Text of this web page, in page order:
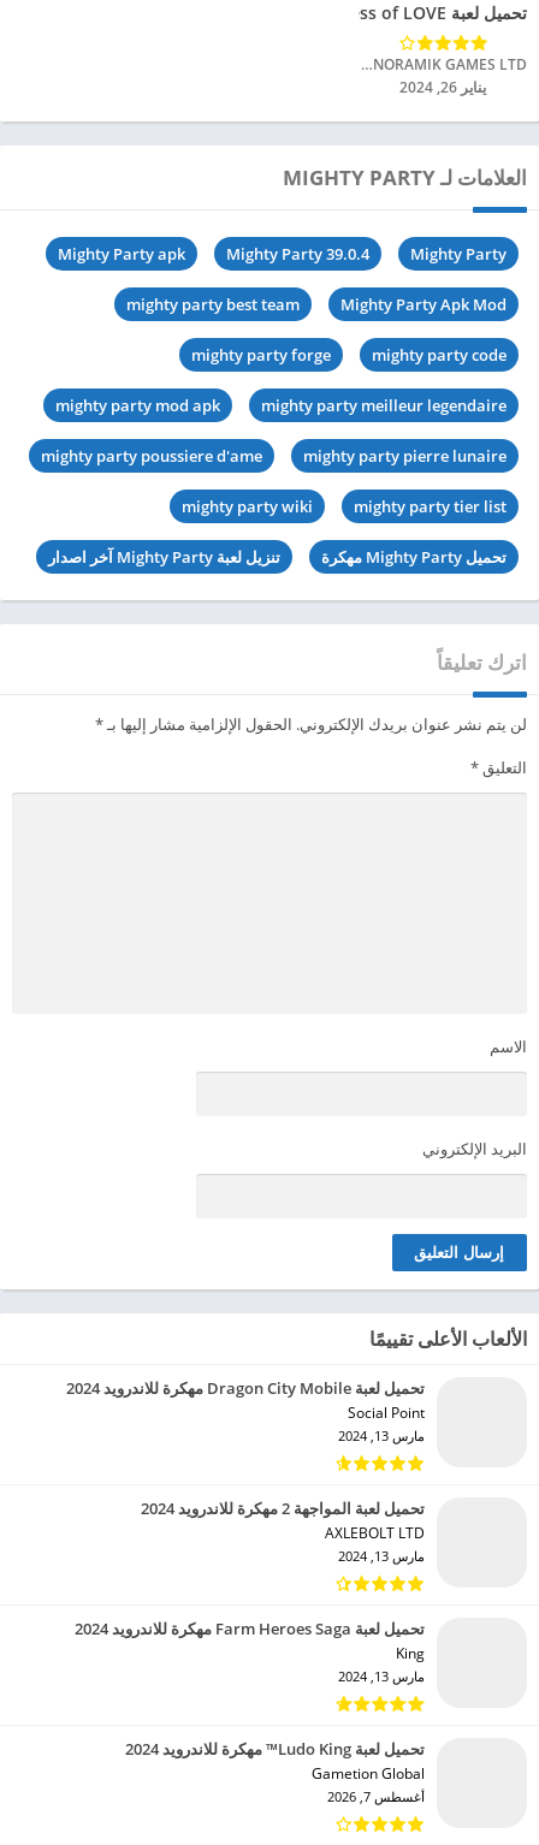
تحميل لعبة LYSS Goddess of LOVE مهكرة للاندرويد 2024
PANORAMIK GAMES LTD‏
يناير 26, 2024
العلامات لـ MIGHTY PARTY
Mighty Party
Mighty Party 39.0.4
Mighty Party apk
Mighty Party Apk Mod
mighty party best team
mighty party code
mighty party forge
mighty party meilleur legendaire
mighty party mod apk
mighty party pierre lunaire
mighty party poussiere d'ame
mighty party tier list
mighty party wiki
تحميل Mighty Party مهكرة تنزيل لعبة Mighty Party آخر اصدار
اترك تعليقاً
لن يتم نشر عنوان بريدك الإلكتروني. الحقول الإلزامية مشار إليها بـ*
التعليق*
الاسم
البريد الإلكتروني
الألعاب الأعلى تقييمًا
تحميل لعبة Dragon City Mobile مهكرة للاندرويد 2024
Social Point‏
مارس 13, 2024
تحميل لعبة المواجهة 2 مهكرة للاندرويد 2024
AXLEBOLT LTD‏
مارس 13, 2024
تحميل لعبة Farm Heroes Saga مهكرة للاندرويد 2024
King‏
مارس 13, 2024
تحميل لعبة Ludo King™ مهكرة للاندرويد 2024
Gametion Global‏
أغسطس 7, 2026